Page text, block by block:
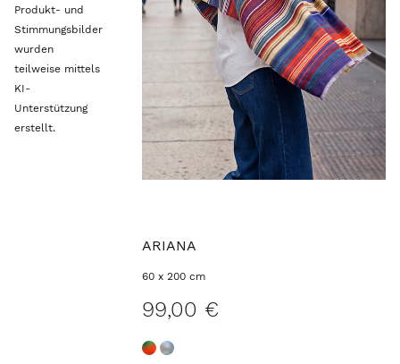
ARIANA
60 x 200 cm
99,00 €
Produkt- und
Stimmungsbilder
wurden
teilweise mittels
KI-
Unterstützung
erstellt.